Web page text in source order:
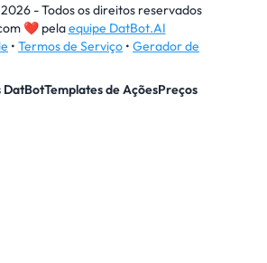
- Todos os direitos reservados
❤pelaequipe DatBot.AI
• Termos de Serviço • Gerador de
DatBotTemplates de AçõesPreços